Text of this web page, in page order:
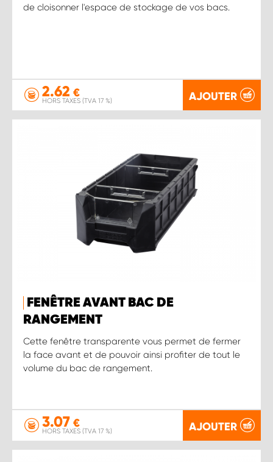
de cloisonner l'espace de stockage de vos bacs.
2.62 €
HORS TAXES (TVA 17 %) AJOUTER
FENÊTRE AVANT BAC DE
RANGEMENT
Cette fenêtre transparente vous permet de fermer
la face avant et de pouvoir ainsi profiter de tout le
volume du bac de rangement.
3.07 €
HORS TAXES (TVA 17 %) AJOUTER